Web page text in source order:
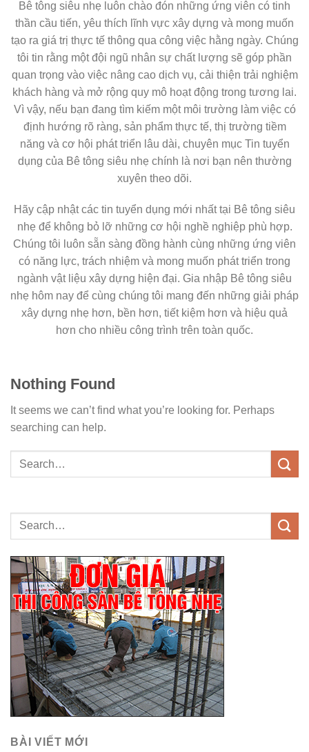
Bê tông siêu nhẹ luôn chào đón những ứng viên có tinh
thần cầu tiến, yêu thích lĩnh vực xây dựng và mong muốn
tạo ra giá trị thực tế thông qua công việc hằng ngày. Chúng
tôi tin rằng một đội ngũ nhân sự chất lượng sẽ góp phần
quan trọng vào việc nâng cao dịch vụ, cải thiện trải nghiệm
khách hàng và mở rộng quy mô hoạt động trong tương lai.
Vì vậy, nếu bạn đang tìm kiếm một môi trường làm việc có
định hướng rõ ràng, sản phẩm thực tế, thị trường tiềm
năng và cơ hội phát triển lâu dài, chuyên mục Tin tuyển
dụng của Bê tông siêu nhẹ chính là nơi bạn nên thường
xuyên theo dõi.
Hãy cập nhật các tin tuyển dụng mới nhất tại Bê tông siêu
nhẹ để không bỏ lỡ những cơ hội nghề nghiệp phù hợp.
Chúng tôi luôn sẵn sàng đồng hành cùng những ứng viên
có năng lực, trách nhiệm và mong muốn phát triển trong
ngành vật liệu xây dựng hiện đại. Gia nhập Bê tông siêu
nhẹ hôm nay để cùng chúng tôi mang đến những giải pháp
xây dựng nhẹ hơn, bền hơn, tiết kiệm hơn và hiệu quả
hơn cho nhiều công trình trên toàn quốc.
Nothing Found
It seems we can’t find what you’re looking for. Perhaps
searching can help.
BÀI VIẾT MỚI